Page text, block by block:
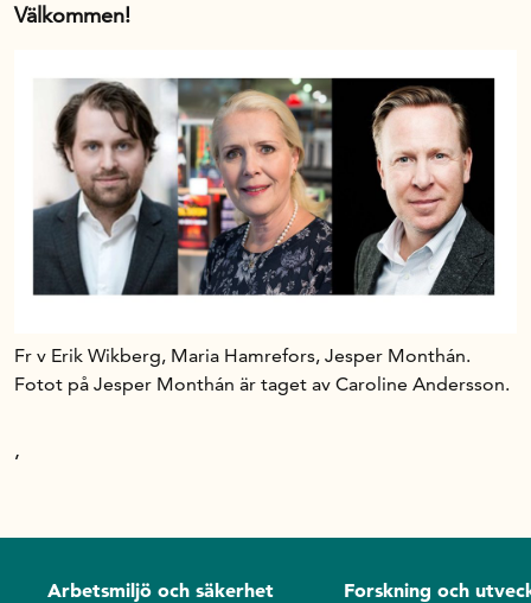
Välkommen!
Fr v Erik Wikberg, Maria Hamrefors, Jesper Monthán.
Fotot på Jesper Monthán är taget av Caroline Andersson.
,
Arbetsmiljö och säkerhet Forskning och